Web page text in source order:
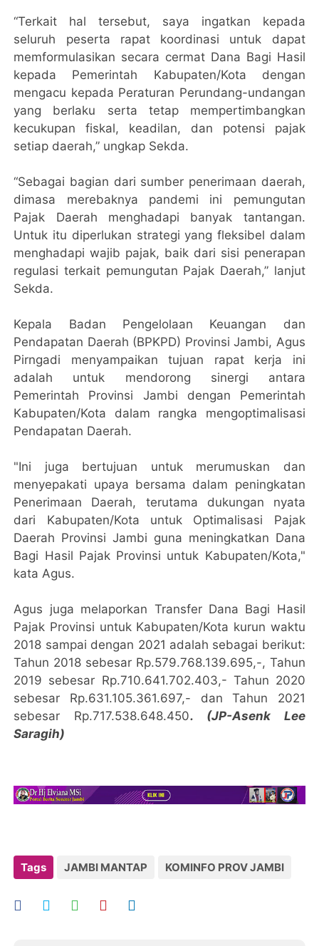
“Terkait hal tersebut, saya ingatkan kepada
seluruh peserta rapat koordinasi untuk dapat
memformulasikan secara cermat Dana Bagi Hasil
kepada Pemerintah Kabupaten/Kota dengan
mengacu kepada Peraturan Perundang-undangan
yang berlaku serta tetap mempertimbangkan
kecukupan fiskal, keadilan, dan potensi pajak
setiap daerah,” ungkap Sekda.
“Sebagai bagian dari sumber penerimaan daerah,
dimasa merebaknya pandemi ini pemungutan
Pajak Daerah menghadapi banyak tantangan.
Untuk itu diperlukan strategi yang fleksibel dalam
menghadapi wajib pajak, baik dari sisi penerapan
regulasi terkait pemungutan Pajak Daerah,” lanjut
Sekda.
Kepala Badan Pengelolaan Keuangan dan
Pendapatan Daerah (BPKPD) Provinsi Jambi, Agus
Pirngadi menyampaikan tujuan rapat kerja ini
adalah untuk mendorong sinergi antara
Pemerintah Provinsi Jambi dengan Pemerintah
Kabupaten/Kota dalam rangka mengoptimalisasi
Pendapatan Daerah.
"Ini juga bertujuan untuk merumuskan dan
menyepakati upaya bersama dalam peningkatan
Penerimaan Daerah, terutama dukungan nyata
dari Kabupaten/Kota untuk Optimalisasi Pajak
Daerah Provinsi Jambi guna meningkatkan Dana
Bagi Hasil Pajak Provinsi untuk Kabupaten/Kota,"
kata Agus.
Agus juga melaporkan Transfer Dana Bagi Hasil
Pajak Provinsi untuk Kabupaten/Kota kurun waktu
2018 sampai dengan 2021 adalah sebagai berikut:
Tahun 2018 sebesar Rp.579.768.139.695,-, Tahun
2019 sebesar Rp.710.641.702.403,- Tahun 2020
sebesar Rp.631.105.361.697,- dan Tahun 2021
sebesar Rp.717.538.648.450. (JP-Asenk Lee
Saragih)
Tags JAMBI MANTAP KOMINFO PROV JAMBI